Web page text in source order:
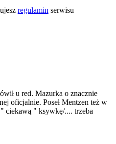
regulamin serwisu
u red. Mazurka o znacznie
oficjalnie. Poseł Mentzen też w
ciekawą " ksywkę/.... trzeba